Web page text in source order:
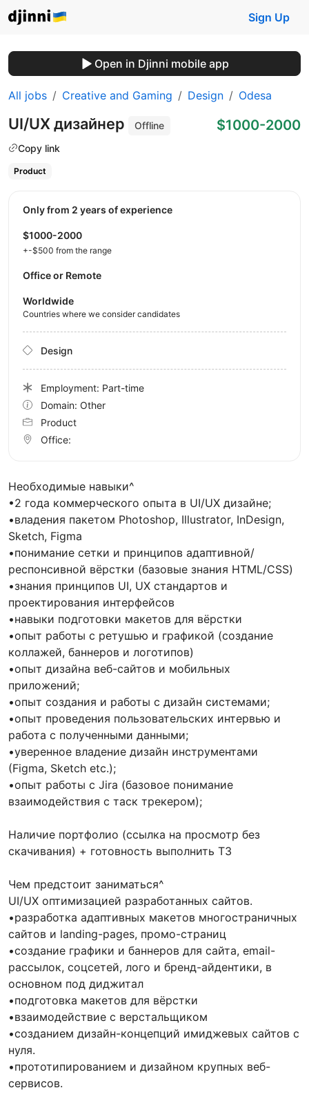
Sign Up
Open in Djinni mobile app
All jobs Creative and Gaming Design Odesa
UI/UX дизайнер
Offline
Copy link
$1000-2000
Product
Необходимые навыки^
•2 года коммерческого опыта в UI/UX дизайне;
•владения пакетом Photoshop, Illustrator, InDesign,
Sketch, Figma
•понимание сетки и принципов адаптивной/
респонсивной вёрстки (базовые знания HTML/CSS)
•знания принципов UI, UX стандартов и
проектирования интерфейсов
•навыки подготовки макетов для вёрстки
•опыт работы с ретушью и графикой (создание
коллажей, баннеров и логотипов)
•опыт дизайна веб-сайтов и мобильных
приложений;
•опыт создания и работы с дизайн системами;
•опыт проведения пользовательских интервью и
работа с полученными данными;
•уверенное владение дизайн инструментами
(Figma, Sketch etc.);
•опыт работы с Jira (базовое понимание
взаимодействия с таск трекером);
Наличие портфолио (ссылка на просмотр без
скачивания) + готовность выполнить ТЗ
Чем предстоит заниматься^
UI/UX оптимизацией разработанных сайтов.
•разработка адаптивных макетов многостраничных
сайтов и landing-pages, промо-страниц
•создание графики и баннеров для сайта, email-
рассылок, соцсетей, лого и бренд-айдентики, в
основном под диджитал
•подготовка макетов для вёрстки
•взаимодействие с верстальщиком
•созданием дизайн-концепций имиджевых сайтов с
нуля.
•прототипированием и дизайном крупных веб-
сервисов.
Only from 2 years of experience
$1000-2000
+-$500 from the range
Office or Remote
Worldwide
Countries where we consider candidates
Design
Employment: Part-time
Domain: Other
Product
Office: